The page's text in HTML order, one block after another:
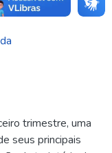
trimestre, uma
seus principais